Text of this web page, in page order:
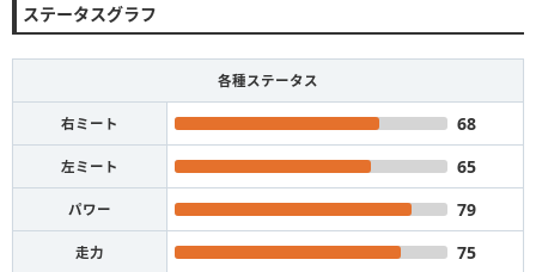
ステータスグラフ
各種ステータス
右ミート 68
左ミート 65
パワー 79
走力 75